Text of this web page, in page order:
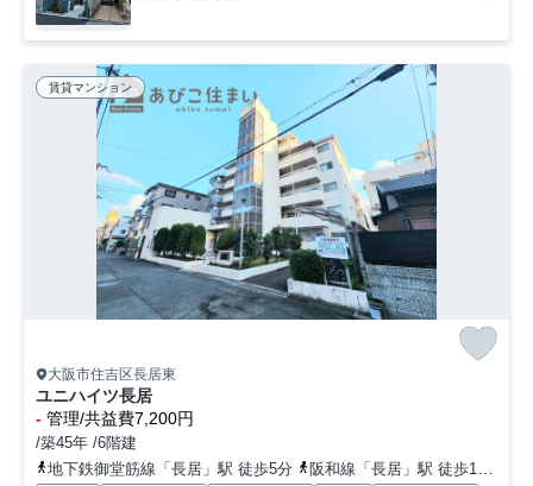
賃貸マンション
大阪市住吉区長居東
ユニハイツ長居
- 管理/共益費7,200円
/築45年 /6階建
地下鉄御堂筋線「長居」駅 徒歩5分
阪和線「長居」駅 徒歩10分